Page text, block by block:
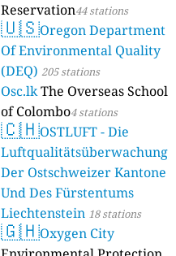
Reservation44 stations
🇺🇸Oregon Department
Of Environmental Quality
(DEQ) 205 stations
Osc.lkThe Overseas School
of Colombo4 stations
🇨🇭OSTLUFT - Die
Luftqualitätsüberwachung
Der Ostschweizer Kantone
Und Des Fürstentums
Liechtenstein 18 stations
🇬🇭Oxygen City